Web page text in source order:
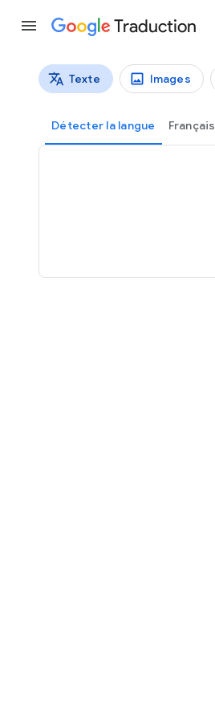
Traduction
Types de traductions
Texte Images
Détecter la langue Français